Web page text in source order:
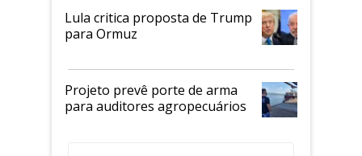
Lula critica proposta de Trump
para Ormuz
Projeto prevê porte de arma
para auditores agropecuários